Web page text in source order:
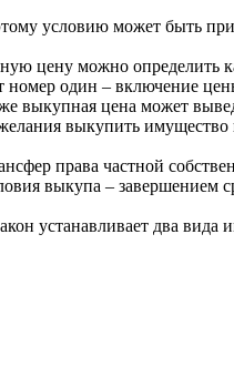
условию может быть
цену можно определить
номер один – включение
выкупная цена может
выкупить
права частной
выкупа – завершением
устанавливает два вида